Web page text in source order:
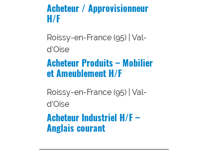
Acheteur / Approvisionneur
H/F
Roissy-en-France (95) | Val-
d'Oise
Acheteur Produits – Mobilier
et Ameublement H/F
Roissy-en-France (95) | Val-
d'Oise
Acheteur Industriel H/F –
Anglais courant